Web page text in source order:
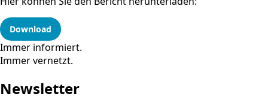
Download
Immer informiert.
Immer vernetzt.
Newsletter